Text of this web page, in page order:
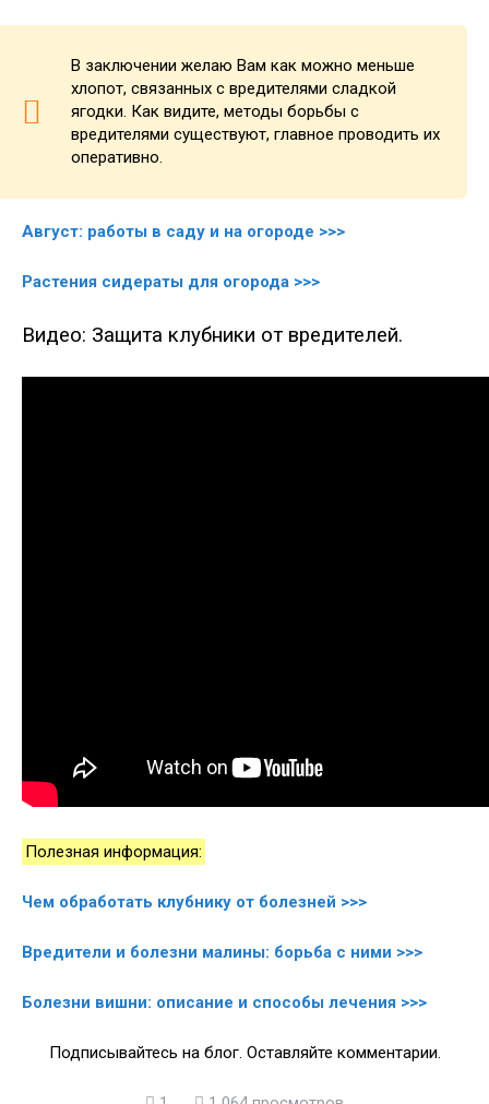
В заключении желаю Вам как можно меньше
хлопот, связанных с вредителями сладкой
ягодки. Как видите, методы борьбы с
вредителями существуют, главное проводить их
оперативно.
Август: работы в саду и на огороде >>>
Растения сидераты для огорода >>>
Видео: Защита клубники от вредителей.
Полезная информация:
Чем обработать клубнику от болезней >>>
Вредители и болезни малины: борьба с ними >>>
Болезни вишни: описание и способы лечения >>>
Подписывайтесь на блог. Оставляйте комментарии.